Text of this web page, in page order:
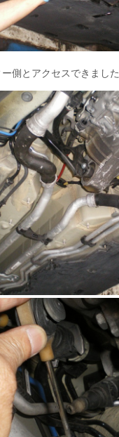
側とアクセスできました